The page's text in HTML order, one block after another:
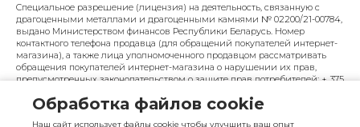
Специальное разрешение (лицензия) на деятельность, связанную с
драгоценными металлами и драгоценными камнями № 02200/21-00784,
выдано Министерством финансов Республики Беларусь. Номер
контактного телефона продавца (для обращений покупателей интернет-
магазина), а также лица уполномоченного продавцом рассматривать
обращения покупателей интернет-магазина о нарушении их прав,
предусмотренных законодательством о защите прав потребителей: + 375
управления по работе с обращениями граждан и юридических лиц
Минского городского исполнительного комитета, администрация
Обработка файлов cookie
Наш сайт использует файлы cookie чтобы улучшить ваш опыт